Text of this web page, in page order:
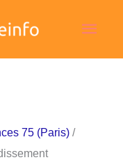
75 (Paris) /